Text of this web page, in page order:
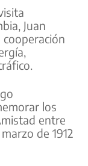
Juan
los
entre
de 1912